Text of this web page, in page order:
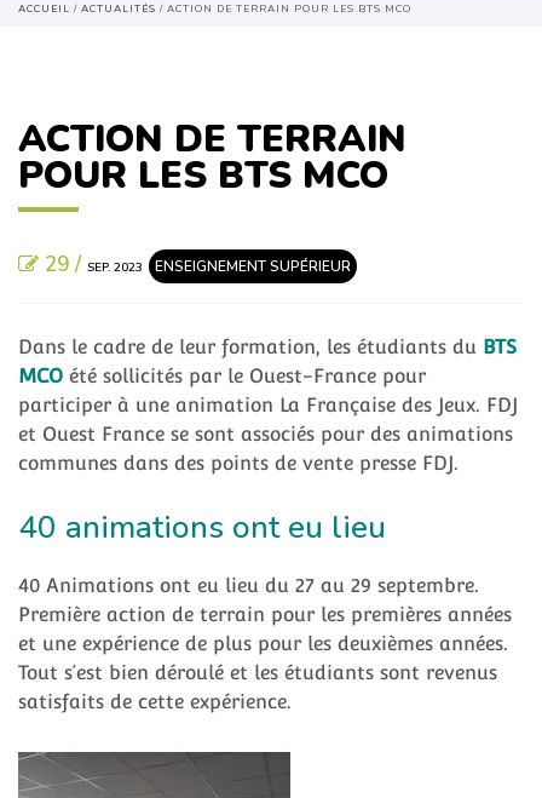
ACCUEIL / ACTUALITÉS / ACTION DE TERRAIN POUR LES BTS MCO
ACTION DE TERRAIN
POUR LES BTS MCO
29 / SEP. 2023 ENSEIGNEMENT SUPÉRIEUR
Dans le cadre de leur formation, les étudiants du BTS
MCO été sollicités par le Ouest-France pour
participer à une animation La Française des Jeux. FDJ
et Ouest France se sont associés pour des animations
communes dans des points de vente presse FDJ.
40 animations ont eu lieu
40 Animations ont eu lieu du 27 au 29 septembre.
Première action de terrain pour les premières années
et une expérience de plus pour les deuxièmes années.
Tout s’est bien déroulé et les étudiants sont revenus
satisfaits de cette expérience.